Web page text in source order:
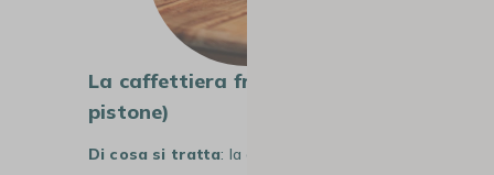
La caffettiera francese (o a
pistone)
Di cosa si tratta: lacaffettiera a